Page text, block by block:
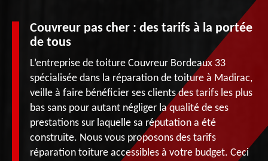
Couvreur pas cher : des tarifs à la portée
de tous
L’entreprise de toiture Couvreur Bordeaux 33
spécialisée dans la réparation de toiture à Madirac,
veille à faire bénéficier ses clients des tarifs les plus
bas sans pour autant négliger la qualité de ses
prestations sur laquelle sa réputation a été
construite. Nous vous proposons des tarifs
réparation toiture accessibles à votre budget. Ceci